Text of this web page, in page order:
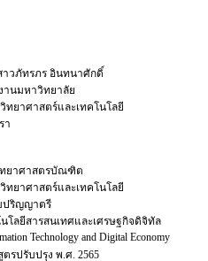
าวภัทรภร อินทนาศักดิ์
านมหาวิทยาลัย
ทยาศาสตร์และเทคโนโลยี
า
ทยาศาสตรบัณฑิต
ทยาศาสตร์และเทคโนโลยี
ปริญญาตรี
นโลยีสารสนเทศและเศรษฐกิจดิจิทัล
Technology and Digital Economy
รปรับปรุง พ.ศ. 2565